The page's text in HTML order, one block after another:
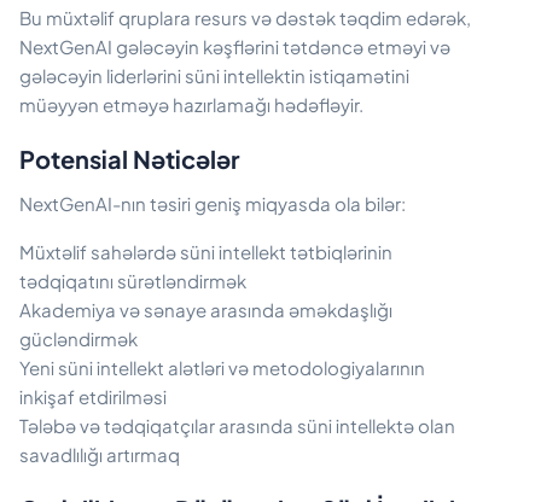
Bu müxtəlif qruplara resurs və dəstək təqdim edərək,
NextGenAI gələcəyin kəşflərini tətdəncə etməyi və
gələcəyin liderlərini süni intellektin istiqamətini
müəyyən etməyə hazırlamağı hədəfləyir.
Potensial Nəticələr
NextGenAI-nın təsiri geniş miqyasda ola bilər:
Müxtəlif sahələrdə süni intellekt tətbiqlərinin
tədqiqatını sürətləndirmək
Akademiya və sənaye arasında əməkdaşlığı
gücləndirmək
Yeni süni intellekt alətləri və metodologiyalarının
inkişaf etdirilməsi
Tələbə və tədqiqatçılar arasında süni intellektə olan
savadlılığı artırmaq